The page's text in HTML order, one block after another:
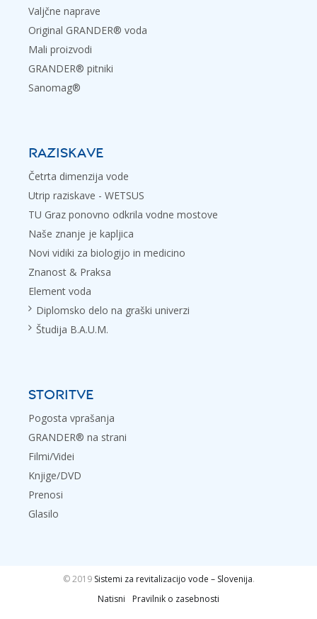
Valjčne naprave
Original GRANDER® voda
Mali proizvodi
GRANDER® pitniki
Sanomag®
RAZISKAVE
Četrta dimenzija vode
Utrip raziskave - WETSUS
TU Graz ponovno odkrila vodne mostove
Naše znanje je kapljica
Novi vidiki za biologijo in medicino
Znanost & Praksa
Element voda
Diplomsko delo na graški univerzi
Študija B.A.U.M.
STORITVE
Pogosta vprašanja
GRANDER® na strani
Filmi/Videi
Knjige/DVD
Prenosi
Glasilo
© 2019 Sistemi za revitalizacijo vode – Slovenija.
Natisni
Pravilnik o zasebnosti